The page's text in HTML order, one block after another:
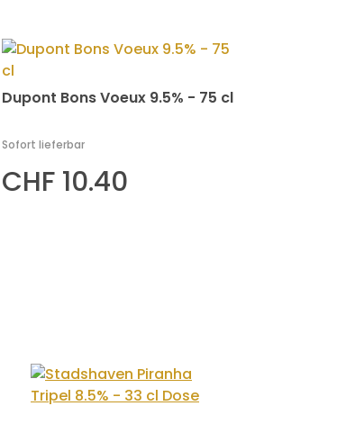
Dupont Bons Voeux 9.5% - 75 cl
Sofort lieferbar
CHF 10.40